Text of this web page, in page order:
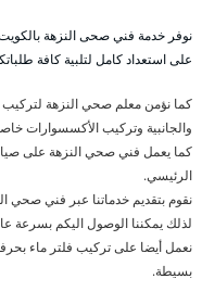
على استعداد كامل لتلبية كافة
كما نؤمن معلم صحي النزهة لتركيب
والجانبية وتركيب الأكسسوارات
كما يعمل فني صحي النزهة على
الرئيسي.
نقوم بتقديم خدماتنا عبر فني صحي
لذلك يمكننا الوصول اليكم بسرعة
نعمل أيضا على تركيب فلتر ماء
بسيطة.